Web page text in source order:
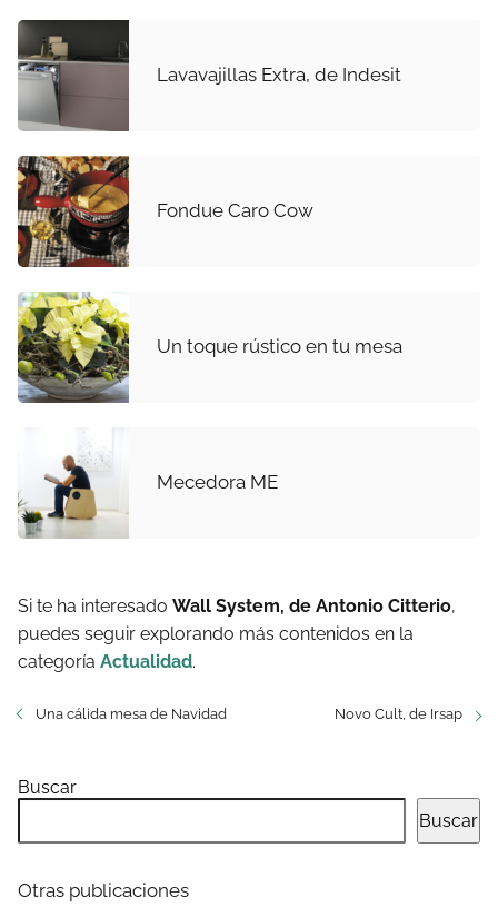
Lavavajillas Extra, de Indesit
Fondue Caro Cow
Un toque rústico en tu mesa
Mecedora ME
Si te ha interesado Wall System, de Antonio Citterio,
puedes seguir explorando más contenidos en la
categoría Actualidad.
Una cálida mesa de Navidad Novo Cult, de Irsap
Buscar
Buscar
Otras publicaciones